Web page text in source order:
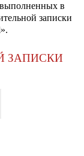
выполненных в
записки
ЗАПИСКИ